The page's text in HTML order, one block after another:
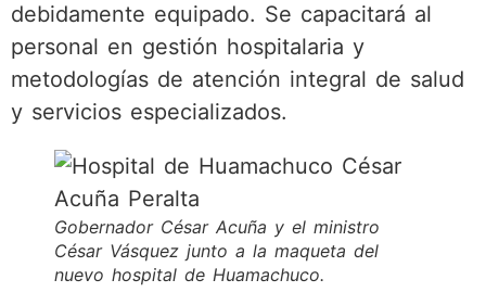
debidamente equipado. Se capacitará al
personal en gestión hospitalaria y
metodologías de atención integral de salud
y servicios especializados.
Gobernador César Acuña y el ministro
César Vásquez junto a la maqueta del
nuevo hospital de Huamachuco.